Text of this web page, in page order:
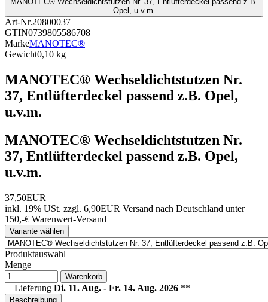
Opel, u.v.m.
Art-Nr.20800037
GTIN0739805586708
MarkeMANOTEC®
Gewicht0,10 kg
MANOTEC® Wechseldichtstutzen Nr.
37, Entlüfterdeckel passend z.B. Opel,
u.v.m.
MANOTEC® Wechseldichtstutzen Nr.
37, Entlüfterdeckel passend z.B. Opel,
u.v.m.
37,50EUR
inkl. 19% USt. zzgl. 6,90EUR Versand nach Deutschland unter
150,-€ Warenwert-Versand
Variante wählen
Produktauswahl
Menge
Warenkorb
Lieferung Di. 11. Aug. - Fr. 14. Aug. 2026 **
Beschreibung